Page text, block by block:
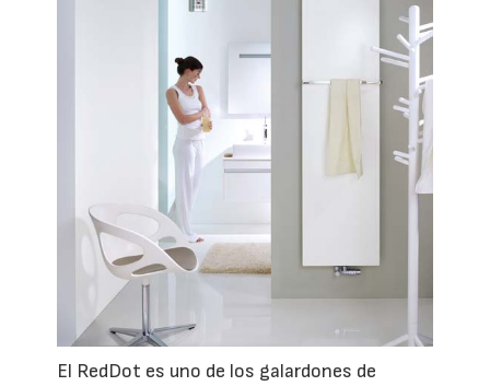
El RedDot es uno de los galardones de